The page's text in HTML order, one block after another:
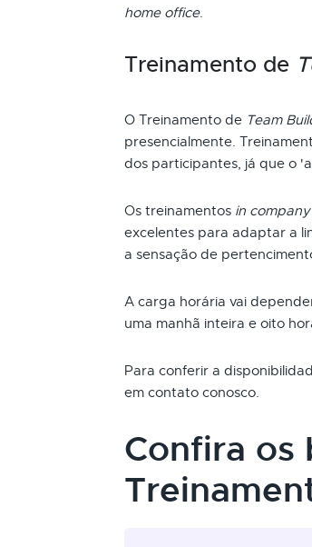
home office.
Treinamento de
O Treinamento de Team
presencialmente.
dos participantes, já que o
Os treinamentos in company
excelentes para adaptar a
a sensação de
A carga horária vai
uma manhã inteira e oito
Para conferir a
em contato conosco.
Confira os